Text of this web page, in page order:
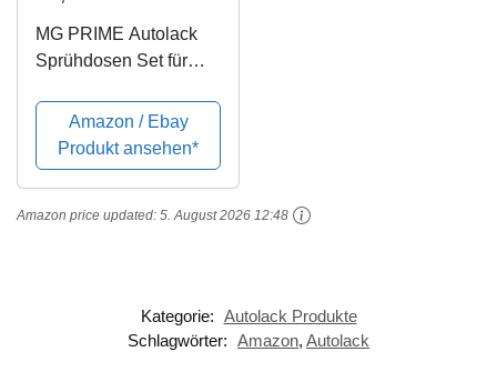
MG PRIME Autolack
Sprühdosen Set für
Silver Mica
Metallic/Champagnersi
lber Metallic Basislack
Klarlack Spraydose
400ml
Amazon / Ebay
Produkt ansehen*
Amazon price updated: 5. August 2026 12:48
Kategorie: Autolack Produkte
Schlagwörter: Amazon, Autolack